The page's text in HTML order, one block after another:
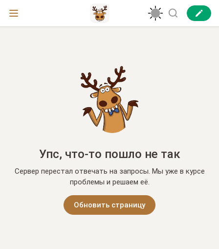
Упс, что-то пошло не так
Сервер перестал отвечать на запросы. Мы уже в курсе
проблемы и решаем её.
Обновить страницу